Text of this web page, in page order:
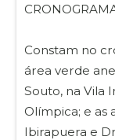
Constam no
área verde
Souto, na Vila
Olímpica; e as
Ibirapuera e